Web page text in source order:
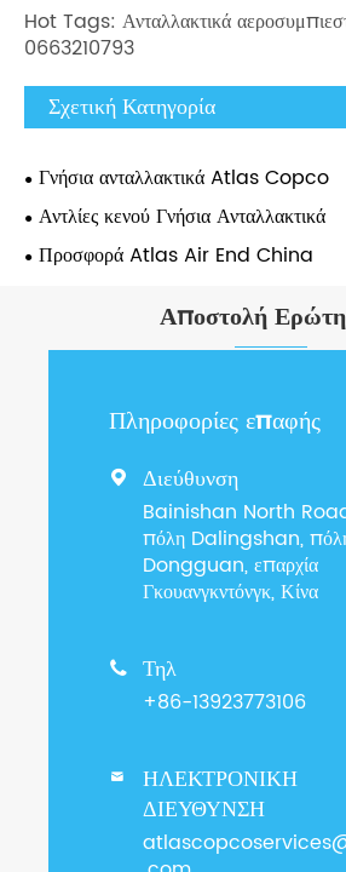
Hot Tags: Ανταλλακτικά
0663210793
Σχετική Κατηγορία
Γνήσια ανταλλακτικά Atlas Copco
Αντλίες κενού Γνήσια Ανταλλακτικά
Προσφορά Atlas Air End China
Αποστολή
Πληροφορίες επαφής
 Διεύθυνση
Bainishan North
πόλη Dalingshan,
Dongguan, επαρχία
Γκουανγκντόνγκ, Κίνα
 Τηλ
+86-13923773106

ΗΛΕΚΤΡΟΝΙΚΗ
ΔΙΕΥΘΥΝΣΗ